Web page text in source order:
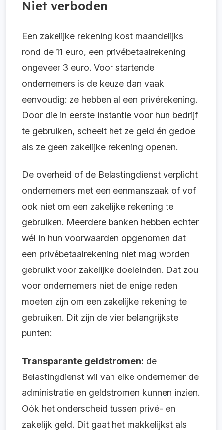
Niet verboden
Een zakelijke rekening kost maandelijks
rond de 11 euro, een privébetaalrekening
ongeveer 3 euro. Voor startende
ondernemers is de keuze dan vaak
eenvoudig: ze hebben al een privérekening.
Door die in eerste instantie voor hun bedrijf
te gebruiken, scheelt het ze geld én gedoe
als ze geen zakelijke rekening openen.
De overheid of de Belastingdienst verplicht
ondernemers met een eenmanszaak of vof
ook niet om een zakelijke rekening te
gebruiken. Meerdere banken hebben echter
wél in hun voorwaarden opgenomen dat
een privébetaalrekening niet mag worden
gebruikt voor zakelijke doeleinden. Dat zou
voor ondernemers niet de enige reden
moeten zijn om een zakelijke rekening te
gebruiken. Dit zijn de vier belangrijkste
punten:
Transparante geldstromen: de
Belastingdienst wil van elke ondernemer de
administratie en geldstromen kunnen inzien.
Oók het onderscheid tussen privé- en
zakelijk geld. Dit gaat het makkelijkst als